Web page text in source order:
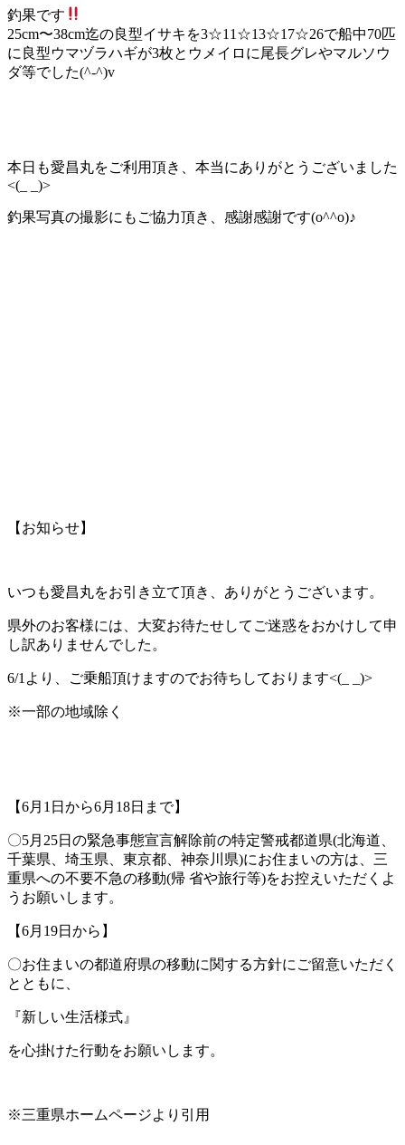
釣果です
25cm〜38cm迄の良型イサキを3☆11☆13☆17☆26で船中70匹
に良型ウマヅラハギが3枚とウメイロに尾長グレやマルソウ
ダ等でした(^-^)v
本日も愛昌丸をご利用頂き、本当にありがとうございました
<(_ _)>
釣果写真の撮影にもご協力頂き、感謝感謝です(o^^o)♪
【お知らせ】
いつも愛昌丸をお引き立て頂き、ありがとうございます。
県外のお客様には、大変お待たせしてご迷惑をおかけして申
し訳ありませんでした。
6/1より、ご乗船頂けますのでお待ちしております<(_ _)>
※一部の地域除く
【6月1日から6月18日まで】
〇5月25日の緊急事態宣言解除前の特定警戒都道県(北海道、
千葉県、埼玉県、東京都、神奈川県)にお住まいの方は、三
重県への不要不急の移動(帰 省や旅行等)をお控えいただくよ
うお願いします。
【6月19日から】
〇お住まいの都道府県の移動に関する方針にご留意いただく
とともに、
『新しい生活様式』
を心掛けた行動をお願いします。
※三重県ホームページより引用